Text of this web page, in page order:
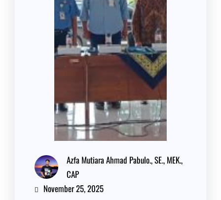
Azfa Mutiara Ahmad Pabulo., SE., MEK.,
CAP
November 25, 2025